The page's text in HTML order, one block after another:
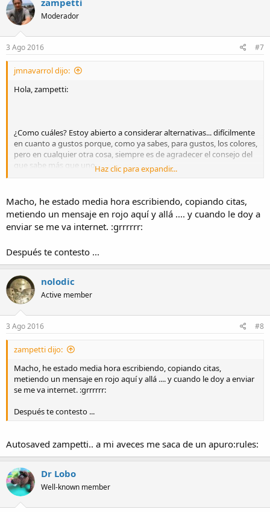
zampetti
Moderador
3 Ago 2016 #7
jmnavarrol dijo:
Hola, zampetti:
¿Como cuáles? Estoy abierto a considerar alternativas... difícilmente
en cuanto a gustos porque, como ya sabes, para gustos, los colores,
pero en cualquier otra cosa, siempre es de agradecer el consejo del
que sabe más que uno.
Bueno, ahora mismo tengo dos relojes y los dos están por debajo
de esos números sin ser cronómetros certificados (y eso que uno
de ellos ronda los 50 años), así que imposible ya se que no es.
ti te parezca razonable, por supuesto. Respecto a los Seiko, si bien
se que salen certificados para márgenes mucho mayores (no hablo
de los Grand Seiko), también parece que son máquinas que se
pueden afinar dentro de esos límites pero, si no es así, por favor,
corrígeme.
de mi Speedmaster (quiero decir: pones uno al lado del otro y es
buscar algo "diferente" y con un tamaño de 43.5mm me temo que la
corona a las tres pueda ser una molestia. Gracias de todos modos
por tu sugerencia y, en general, por tu respuesta.
Haz clic para expandir...
Macho, he estado media hora escribiendo, copiando citas,
metiendo un mensaje en rojo aquí y allá .... y cuando le doy a
enviar se me va internet. :grrrrrr:
Después te contesto ...
nolodic
Active member
3 Ago 2016 #8
zampetti dijo:
Macho, he estado media hora escribiendo, copiando citas,
metiendo un mensaje en rojo aquí y allá .... y cuando le doy a enviar
se me va internet. :grrrrrr:
Después te contesto ...
Autosaved zampetti.. a mi aveces me saca de un apuro:rules:
Dr Lobo
Well-known member